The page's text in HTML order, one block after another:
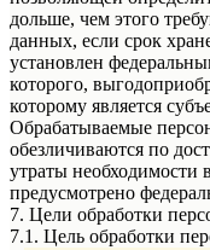
дольше, чем этого
данных, если срок
установлен
которого,
которому является
Обрабатываемые
обезличиваются по
утраты необходимости
предусмотрено
7. Цели обработки
7.1. Цель обработки